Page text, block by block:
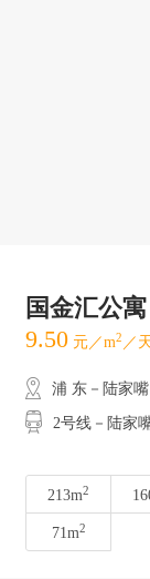
国金汇公寓
9.50 元／m2 ／
浦 东－陆家嘴
2号线－陆家嘴
213m2
71m2